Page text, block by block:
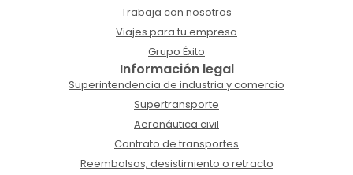
Trabaja con nosotros
Viajes para tu empresa
Grupo Éxito
Información legal
Superintendencia de industria y comercio
Supertransporte
Aeronáutica civil
Contrato de transportes
Reembolsos, desistimiento o retracto